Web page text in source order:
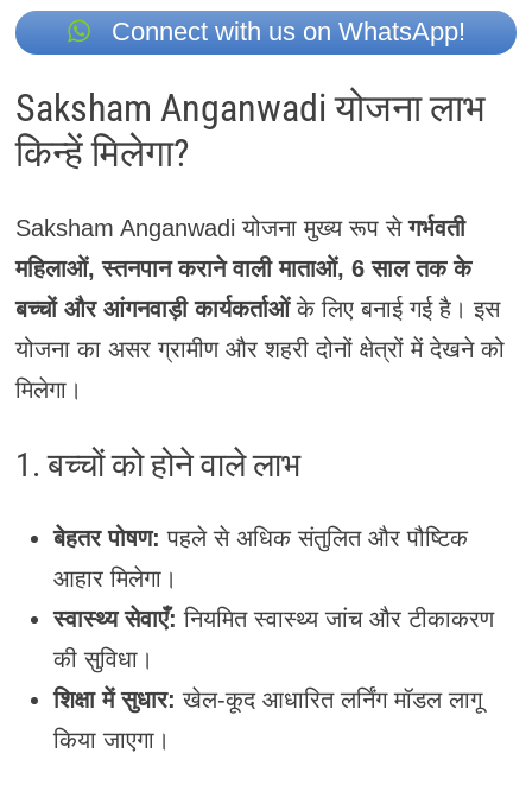
Connect with us on WhatsApp!
Saksham Anganwadi योजना लाभ
किन्हें मिलेगा?
Saksham Anganwadi योजना मुख्य रूप सेगर्भवती
महिलाओं, स्तनपान कराने वाली माताओं, 6 साल तक के
बच्चों और आंगनवाड़ी कार्यकर्ताओंके लिए बनाई गई है। इस
योजना का असर ग्रामीण और शहरी दोनों क्षेत्रों में देखने को
मिलेगा।
1. बच्चों को होने वाले लाभ
बेहतर पोषण: पहले से अधिक संतुलित और पौष्टिक
आहार मिलेगा।
स्वास्थ्य सेवाएँ: नियमित स्वास्थ्य जांच और टीकाकरण
की सुविधा।
शिक्षा में सुधार: खेल-कूद आधारित लर्निंग मॉडल लागू
किया जाएगा।